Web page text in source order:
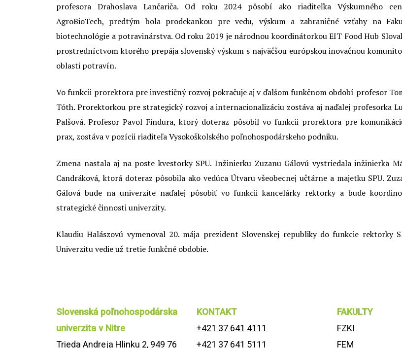
profesora Drahoslava Lančariča. Od roku 2024 pôsobí ako riaditeľka Výskumného
AgroBioTech, predtým bola prodekankou pre vedu, výskum a zahraničné vzťahy na
biotechnológie a potravinárstva. Od roku 2019 je národnou koordinátorkou EIT Food Hub
prostredníctvom ktorého prepája slovenský výskum s najväčšou európskou inovačnou
oblasti potravín.
Vo funkcii prorektora pre investičný rozvoj pokračuje aj v ďalšom funkčnom období profesor
Tóth. Prorektorkou pre strategický rozvoj a internacionalizáciu zostáva aj naďalej profesorka
Palšová. Profesor Pavol Findura, ktorý doteraz pôsobil vo funkcii prorektora pre
prax, zostáva v pozícii riaditeľa Vysokoškolského poľnohospodárskeho podniku.
Zmena nastala aj na poste kvestorky SPU. Inžinierku Zuzanu Gálovú vystriedala inžinierka
Candráková, ktorá doteraz pôsobila ako vedúca Útvaru všeobecnej učtárne a majetku SPU.
Gálová bude na univerzite naďalej pôsobiť vo funkcii kancelárky rektorky a bude
strategické činnosti univerzity.
Klaudiu Halászovú vymenoval 20. mája prezident Slovenskej republiky do funkcie rektorky
Univerzitu vedie už tretie funkčné obdobie.
Slovenská poľnohospodárska
univerzita v Nitre
Trieda Andreja Hlinku 2, 949 76
KONTAKT
+421 37 641 4111
+421 37 641 5111
FAKULTY
FZKI
FEM